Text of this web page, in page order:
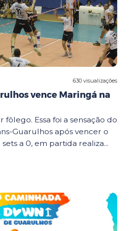
630 visualizações
vence Maringá na
fôlego. Essa foi a sensação do
Guarulhos após vencer o
a 0, em partida realiza...